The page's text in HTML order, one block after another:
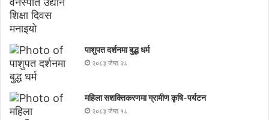
पाशुपत दर्शनमा बुद्ध धर्म​
२०८३ जेष्ठ २८
महिला सशक्तिकरणमा ग्रामीण कृषि-पर्यटन
२०८३ जेष्ठ १८